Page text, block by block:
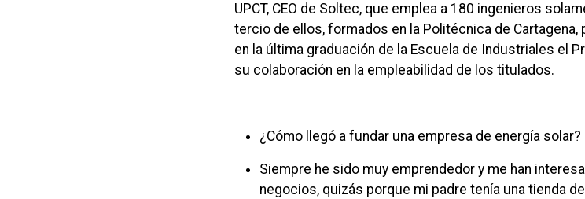
UPCT, CEO de Soltec, que emplea a 180 ingenieros
tercio de ellos, formados en la Politécnica de
en la última graduación de la Escuela de Industriales el
su colaboración en la empleabilidad de los titulados.
¿Cómo llegó a fundar una empresa de energía solar?
Siempre he sido muy emprendedor y me han
negocios, quizás porque mi padre tenía una tienda